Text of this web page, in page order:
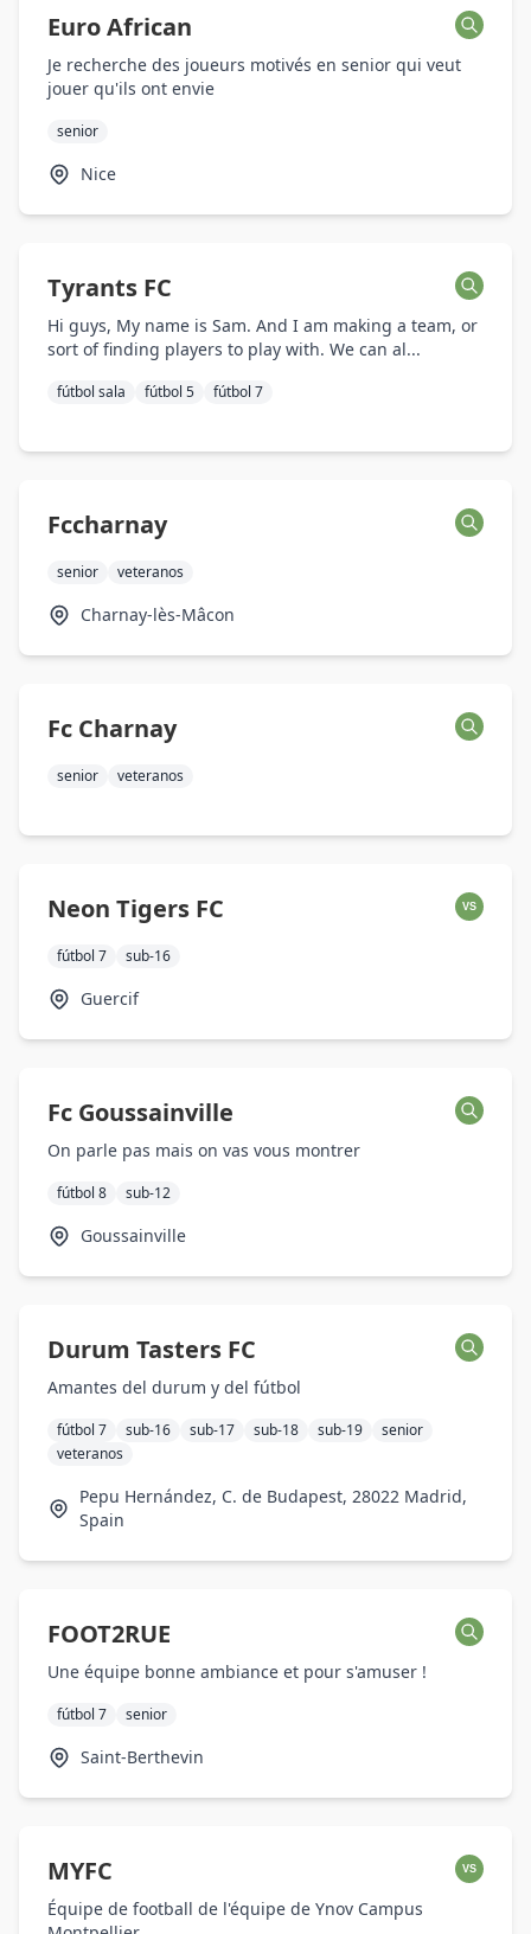
Euro African
Je recherche des joueurs motivés en senior qui veut
jouer qu'ils ont envie
senior
Nice
Tyrants FC
Hi guys, My name is Sam. And I am making a team, or
sort of finding players to play with. We can al...
fútbol sala fútbol 5 fútbol 7
Fccharnay
senior veteranos
Charnay-lès-Mâcon
Fc Charnay
senior veteranos
Neon Tigers FC VS
fútbol 7 sub-16
Guercif
Fc Goussainville
On parle pas mais on vas vous montrer
fútbol 8 sub-12
Goussainville
Durum Tasters FC
Amantes del durum y del fútbol
fútbol 7 sub-16 sub-17 sub-18 sub-19
senior
veteranos
Pepu Hernández, C. de Budapest, 28022 Madrid,
Spain
FOOT2RUE
Une équipe bonne ambiance et pour s'amuser !
fútbol 7 senior
Saint-Berthevin
MYFC VS
Équipe de football de l'équipe de Ynov Campus